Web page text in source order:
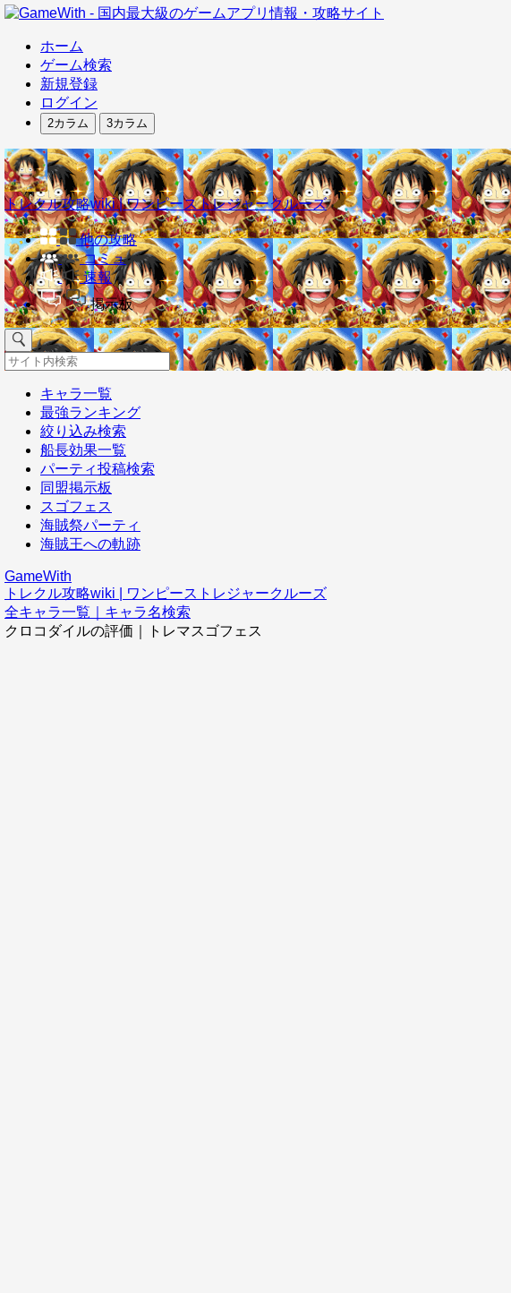
ホーム
ゲーム検索
新規登録
ログイン
2カラム 3カラム
トレクル攻略wiki | ワンピーストレジャークルーズ
他の攻略
コミュ
速報
掲示板
キャラ一覧
最強ランキング
絞り込み検索
船長効果一覧
パーティ投稿検索
同盟掲示板
スゴフェス
海賊祭パーティ
海賊王への軌跡
GameWith
トレクル攻略wiki | ワンピーストレジャークルーズ
全キャラ一覧｜キャラ名検索
クロコダイルの評価｜トレマスゴフェス